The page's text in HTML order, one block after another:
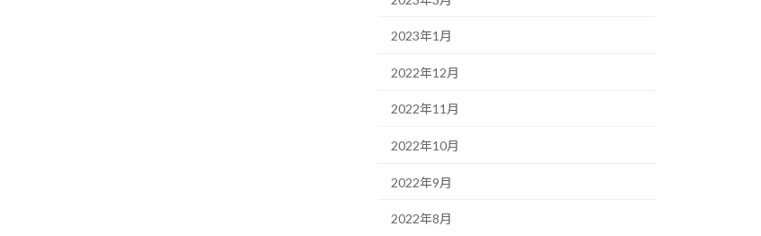
2023年1月
2022年12月
2022年11月
2022年10月
2022年9月
2022年8月